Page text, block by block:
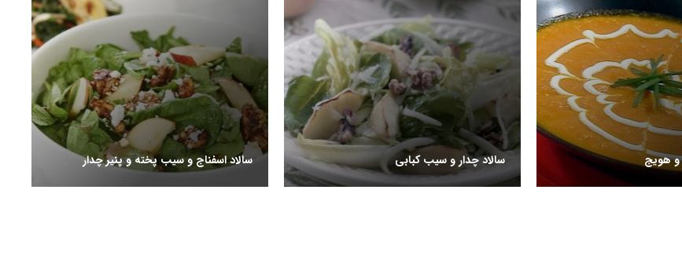
هویج سالاد چدار و سیب کبابی سالاد اسفناج و سیب پخته و پنیر چدار